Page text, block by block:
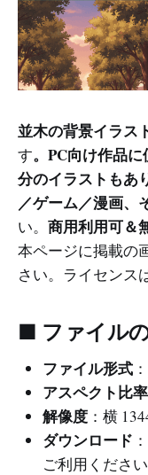
並木の背景イラス
す。PC向け作品
分のイラストもあ
／ゲーム／漫画、
い。 商用利用可＆
本ページに掲載の
さい。ライセンス
■ ファイル
ファイル形式
アスペクト比率
解像度 ：横
ダウンロード
ご利用くださ